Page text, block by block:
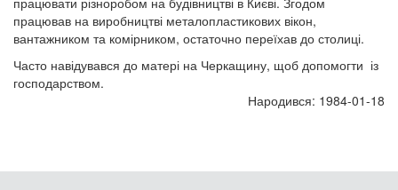
працював на виробництві металопластикових вікон,
вантажником та комірником, остаточно переїхав до столиці.
Часто навідувався до матері на Черкащину, щоб допомогти із
господарством.
Народився: 1984-01-18